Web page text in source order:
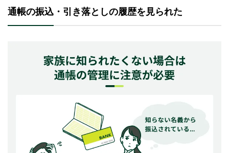
通帳の振込・ 引き落としの履歴を見られた